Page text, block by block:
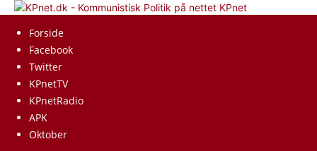
KPnet
Forside
Facebook
Twitter
KPnetTV
KPnetRadio
APK
Oktober